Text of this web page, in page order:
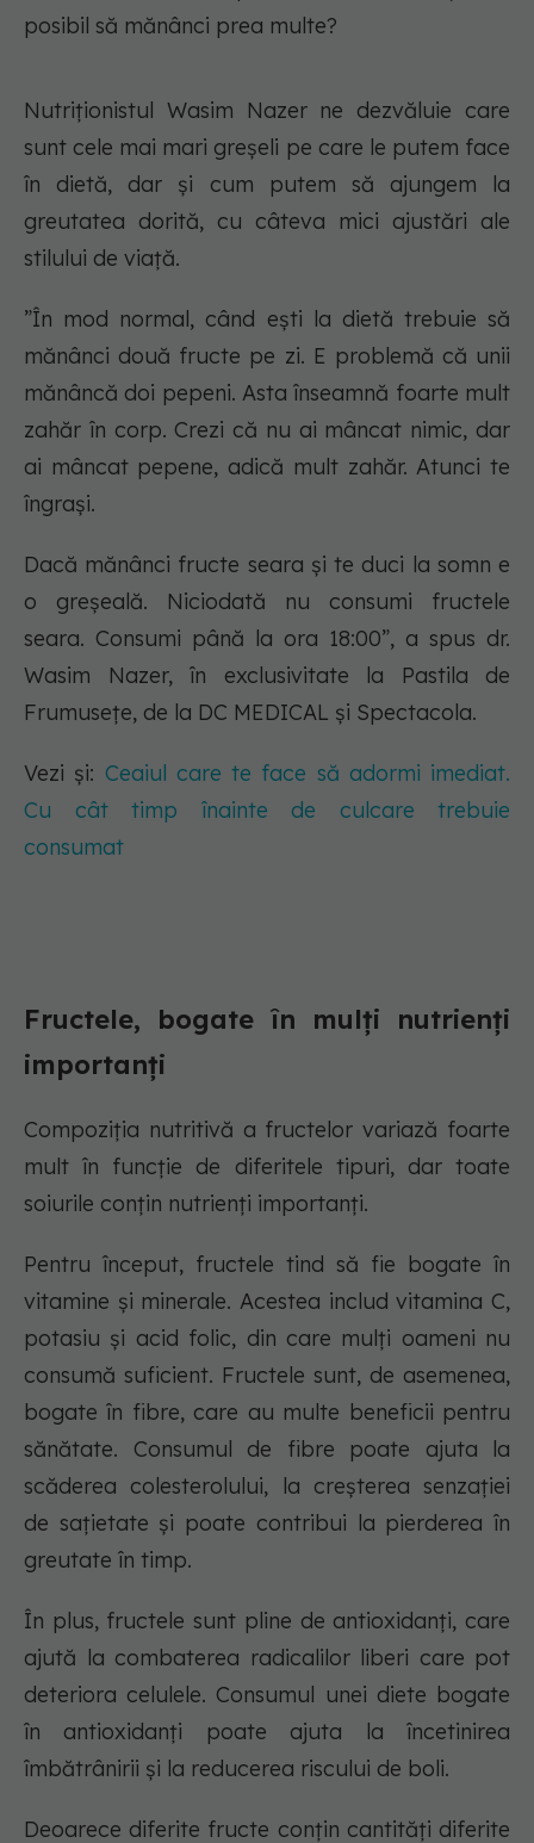
posibil să mănânci prea multe?
Nutriționistul Wasim Nazer ne dezvăluie care
sunt cele mai mari greșeli pe care le putem face
în dietă, dar și cum putem să ajungem la
greutatea dorită, cu câteva mici ajustări ale
stilului de viață.
”În mod normal, când ești la dietă trebuie să
mănânci două fructe pe zi. E problemă că unii
mănâncă doi pepeni. Asta înseamnă foarte mult
zahăr în corp. Crezi că nu ai mâncat nimic, dar
ai mâncat pepene, adică mult zahăr. Atunci te
îngrași.
Dacă mănânci fructe seara și te duci la somn e
o greșeală. Niciodată nu consumi fructele
seara. Consumi până la ora 18:00”, a spus dr.
Wasim Nazer, în exclusivitate la Pastila de
Frumusețe, de la DC MEDICAL și Spectacola.
Vezi și: Ceaiul care te face să adormi imediat.
Cu cât timp înainte de culcare trebuie
consumat
Fructele, bogate în mulți nutrienți
importanți
Compoziția nutritivă a fructelor variază foarte
mult în funcție de diferitele tipuri, dar toate
soiurile conțin nutrienți importanți.
Pentru început, fructele tind să fie bogate în
vitamine și minerale. Acestea includ vitamina C,
potasiu și acid folic, din care mulți oameni nu
consumă suficient. Fructele sunt, de asemenea,
bogate în fibre, care au multe beneficii pentru
sănătate. Consumul de fibre poate ajuta la
scăderea colesterolului, la creșterea senzației
de sațietate și poate contribui la pierderea în
greutate în timp.
În plus, fructele sunt pline de antioxidanți, care
ajută la combaterea radicalilor liberi care pot
deteriora celulele. Consumul unei diete bogate
în antioxidanți poate ajuta la încetinirea
îmbătrânirii și la reducerea riscului de boli.
Deoarece diferite fructe conțin cantități diferite